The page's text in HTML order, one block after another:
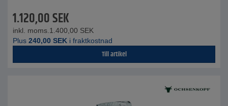
1.120,00SEK
inkl. moms. 1.400,00 SEK
Plus 240,00 SEK i fraktkostnad
Till artikel